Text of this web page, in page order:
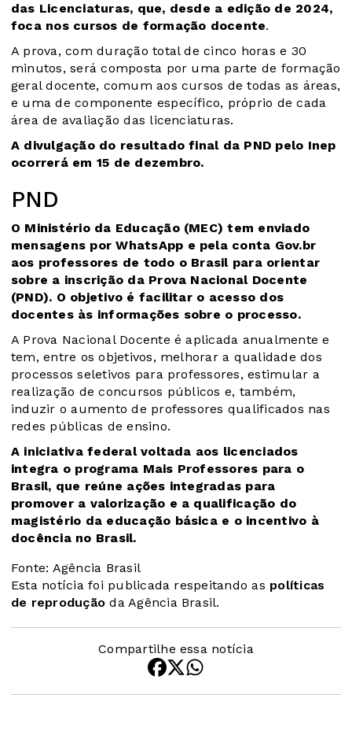
das Licenciaturas, que, desde a edição de 2024,
foca nos cursos de formação docente.
A prova, com duração total de cinco horas e 30
minutos, será composta por uma parte de formação
geral docente, comum aos cursos de todas as áreas,
e uma de componente específico, próprio de cada
área de avaliação das licenciaturas.
A divulgação do resultado final da PND pelo Inep
ocorrerá em 15 de dezembro.
PND
O Ministério da Educação (MEC) tem enviado
mensagens por WhatsApp e pela conta Gov.br
aos professores de todo o Brasil para orientar
sobre a inscrição da Prova Nacional Docente
(PND). O objetivo é facilitar o acesso dos
docentes às informações sobre o processo.
A Prova Nacional Docente é aplicada anualmente e
tem, entre os objetivos, melhorar a qualidade dos
processos seletivos para professores, estimular a
realização de concursos públicos e, também,
induzir o aumento de professores qualificados nas
redes públicas de ensino.
A iniciativa federal voltada aos licenciados
integra o programa Mais Professores para o
Brasil, que reúne ações integradas para
promover a valorização e a qualificação do
magistério da educação básica e o incentivo à
docência no Brasil.
Fonte: Agência Brasil
Esta notícia foi publicada respeitando as políticas
de reprodução da Agência Brasil.
Compartilhe essa notícia